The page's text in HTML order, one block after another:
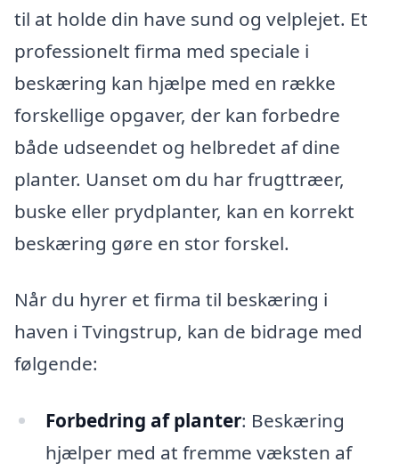
til at holde din have sund og velplejet. Et
professionelt firma med speciale i
beskæring kan hjælpe med en række
forskellige opgaver, der kan forbedre
både udseendet og helbredet af dine
planter. Uanset om du har frugttræer,
buske eller prydplanter, kan en korrekt
beskæring gøre en stor forskel.
Når du hyrer et firma til beskæring i
haven i Tvingstrup, kan de bidrage med
følgende:
Forbedring af planter: Beskæring
hjælper med at fremme væksten af